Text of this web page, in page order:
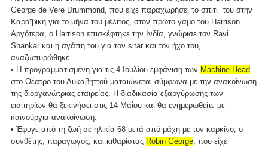
George de Vere Drummond, που είχε παραχωρήσει το σπίτι του στην
Καραϊβική για το μήνα του μέλιτος, στον πρώτο γάμο του Harrison.
Αργότερα, ο Harrison επισκέφτηκε την Ινδία, γνώρισε τον Ravi
Shankar και η αγάπη του για τον sitar και τον ήχο του,
αναζωπυρώθηκε.
• Η προγραμματισμένη για τις 4 Ιουλίου εμφάνιση των Machine Head
στο Θέατρο του Λυκαβηττού ματαιώνεται σύμφωνα με την ανακοίνωση
της διοργανώτριας εταιρείας. Η διαδικασία εξαργύρωσης των
εισιτηρίων θα ξεκινήσει στις 14 Μαΐου και θα ενημερωθείτε με
καινούργια ανακοίνωση.
• Έφυγε από τη ζωή σε ηλικία 68 μετά από μάχη με τον καρκίνο, ο
συνθέτης, παραγωγός, και κιθαρίστας Robin George, που είχε